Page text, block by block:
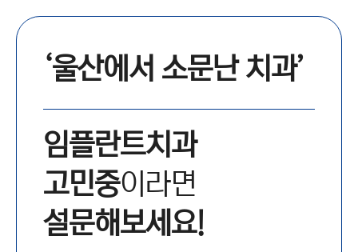
‘울산에서 소문난 치과’
임플란트치과
고민중이라면
설문해보세요!